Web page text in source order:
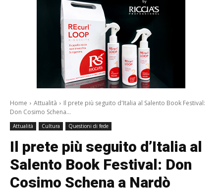
Home Attualità
Il prete più seguito d'Italia al Salento Book Festival:
Don Cosimo Schena...
Attualità Cultura Questioni di fede
Il prete più seguito d’Italia al
Salento Book Festival: Don
Cosimo Schena a Nardò